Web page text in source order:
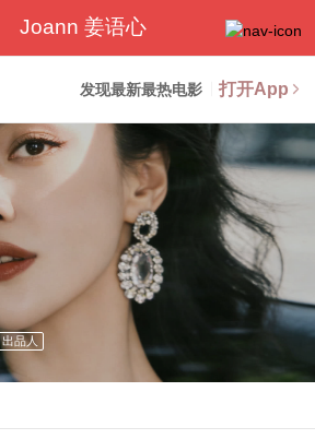
Joann 姜语心
发现最新最热电影 打开App
品人